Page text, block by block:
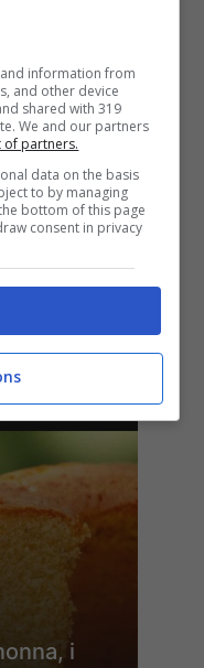
volta:
le cozze
i
information from
and other device
shared with 319
We and our partners
of partners.
data on the basis
to by managing
bottom of this page
consent in privacy